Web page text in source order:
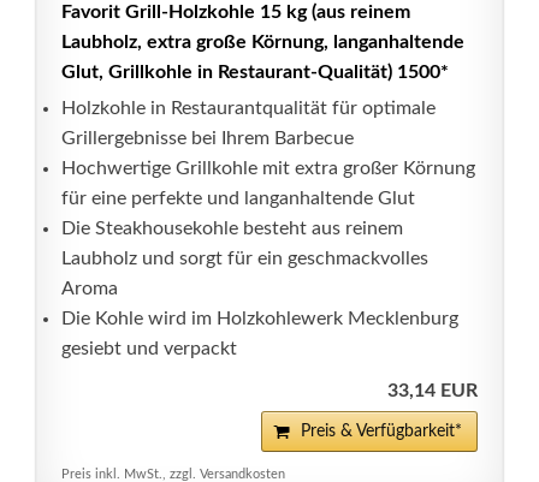
Favorit Grill-Holzkohle 15 kg (aus reinem
Laubholz, extra große Körnung, langanhaltende
Glut, Grillkohle in Restaurant-Qualität) 1500*
Holzkohle in Restaurantqualität für optimale
Grillergebnisse bei Ihrem Barbecue
Hochwertige Grillkohle mit extra großer Körnung
für eine perfekte und langanhaltende Glut
Die Steakhousekohle besteht aus reinem
Laubholz und sorgt für ein geschmackvolles
Aroma
Die Kohle wird im Holzkohlewerk Mecklenburg
gesiebt und verpackt
33,14 EUR
Preis & Verfügbarkeit*
Preis inkl. MwSt., zzgl. Versandkosten